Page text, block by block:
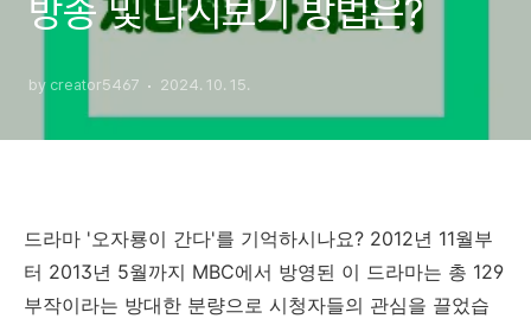
방송 및 다시보기 방법은?
by creator5467 2024. 10. 15.
드라마 '오자룡이 간다'를 기억하시나요? 2012년 11월부
터 2013년 5월까지 MBC에서 방영된 이 드라마는 총 129
부작이라는 방대한 분량으로 시청자들의 관심을 끌었습